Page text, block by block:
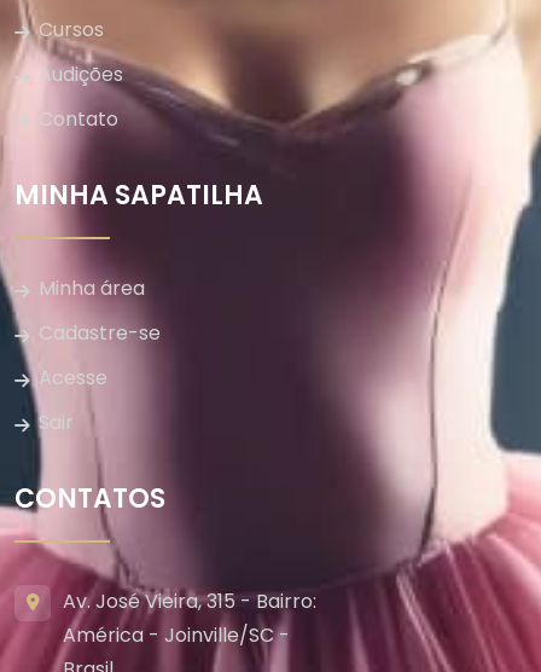
Cursos
Audições
Contato
MINHA SAPATILHA
Minha área
Cadastre-se
Acesse
Sair
CONTATOS
Av. José Vieira, 315 - Bairro:
América - Joinville/SC -